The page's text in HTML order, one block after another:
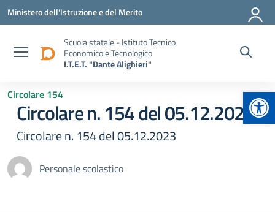
Vai ai contenuti
Vai al menu di navigazione
Vai al footer
Ministero dell'Istruzione e del Merito
Scuola statale - Istituto Tecnico
Economico e Tecnologico
I.T.E.T. "Dante Alighieri"
Circolare 154
Circolare n. 154 del 05.12.2023
Circolare n. 154 del 05.12.2023
Personale scolastico